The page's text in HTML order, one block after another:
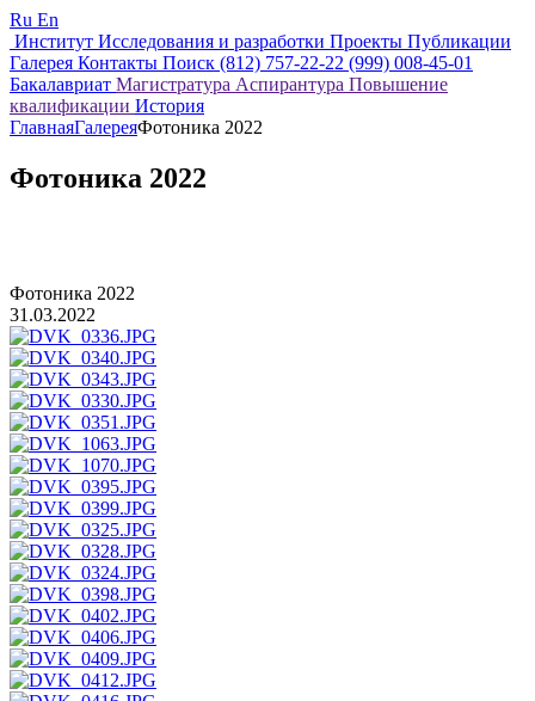
Ru En
Институт Исследования и разработки Проекты Публикации
Галерея Контакты Поиск (812) 757-22-22 (999) 008-45-01
Бакалавриат Магистратура Аспирантура Повышение
квалификации История
ГлавнаяГалереяФотоника 2022
Фотоника 2022
Фотоника 2022
31.03.2022